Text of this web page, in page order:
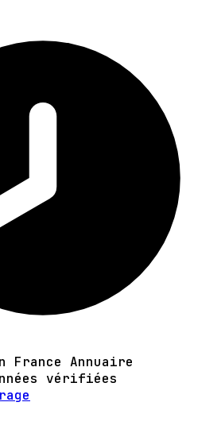
France Annuaire
vérifiées